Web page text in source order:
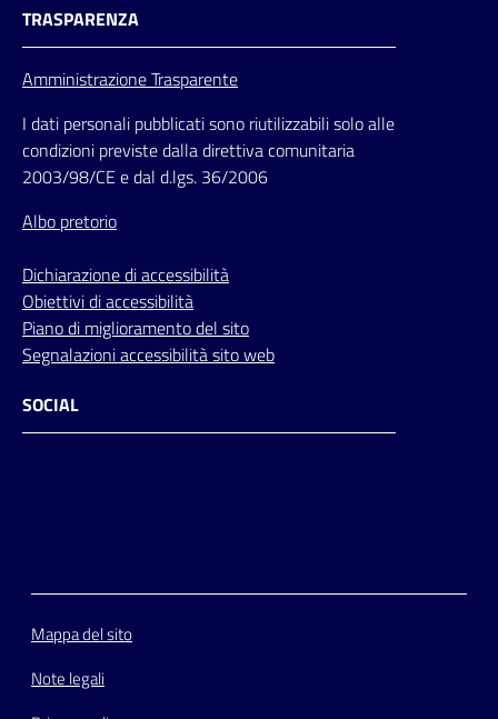
TRASPARENZA
Amministrazione Trasparente
I dati personali pubblicati sono riutilizzabili solo alle
condizioni previste dalla direttiva comunitaria
2003/98/CE e dal d.lgs. 36/2006
Albo pretorio
Dichiarazione di accessibilità
Obiettivi di accessibilità
Piano di miglioramento del sito
Segnalazioni accessibilità sito web
SOCIAL
Mappa del sito
Note legali